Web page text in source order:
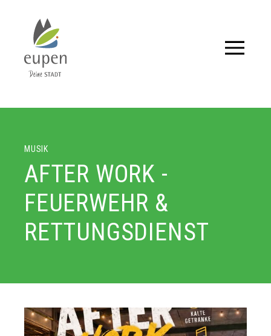
Events
Aktuelles
für
Eupen
und
Endecken
Freizeitaktivitäten,
MUSIK
AFTER WORK -
FEUERWEHR &
RETTUNGSDIENST